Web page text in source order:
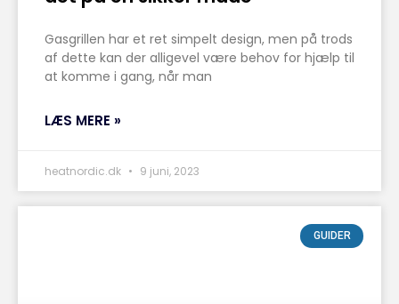
Gasgrillen har et ret simpelt design, men på trods
af dette kan der alligevel være behov for hjælp til
at komme i gang, når man
LÆS MERE »
heatnordic.dk 9 juni, 2023
GUIDER